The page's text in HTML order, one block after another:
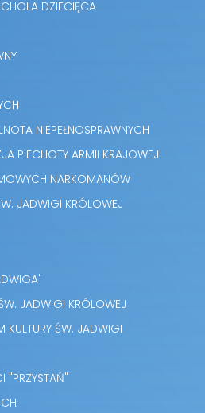
DZIECIĘCA
NIEPEŁNOSPRAWNYCH
PIECHOTY ARMII KRAJOWEJ
NARKOMANÓW
JADWIGI KRÓLOWEJ
JADWIGI KRÓLOWEJ
KULTURY ŚW. JADWIGI
"PRZYSTAŃ"